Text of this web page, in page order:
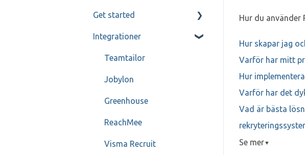
Hur du använder
Hur skapar jag
Varför har mitt
Hur
Varför har det
Vad är bästa
Se mer▼
Kandidat- och
Get started
Mitt Refapp
Integrationer
Teamtailor
Jobylon
Greenhouse
ReachMee
Visma Recruit